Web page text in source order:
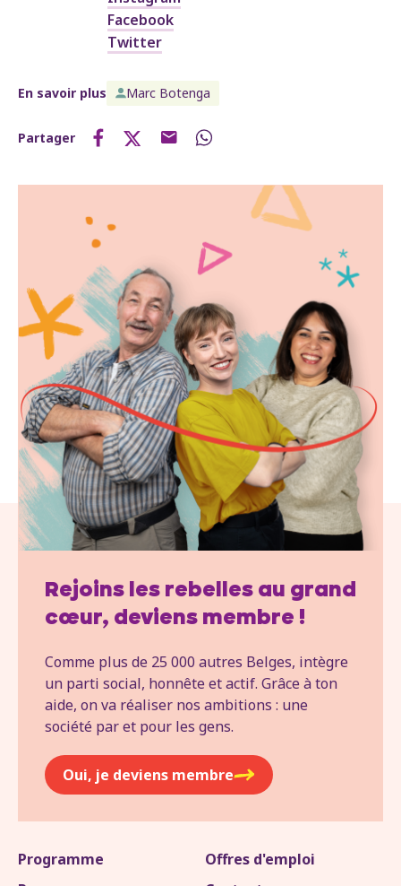
Facebook
Twitter
En savoir plus Marc Botenga
Partager
Rejoins les rebelles au grand
cœur, deviens membre !
Comme plus de 25 000 autres Belges, intègre
un parti social, honnête et actif. Grâce à ton
aide, on va réaliser nos ambitions : une
société par et pour les gens.
Oui, je deviens membre
Programme
Offres d'emploi